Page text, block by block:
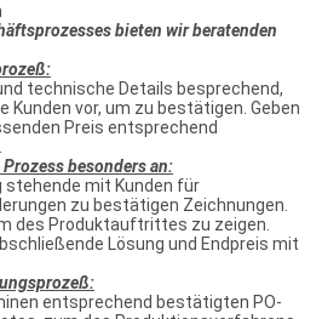
bieten wir beratenden
technische Details besprechend,
Kunden vor, um zu bestätigen. Geben
Preis entsprechend
besonders an:
stehende mit Kunden für
zu bestätigen Zeichnungen.
des Produktauftrittes zu zeigen.
Lösung und Endpreis mit
entsprechend bestätigten PO-